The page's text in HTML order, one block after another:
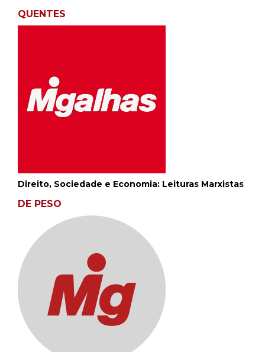
QUENTES
Direito, Sociedade e Economia: Leituras Marxistas
DE PESO